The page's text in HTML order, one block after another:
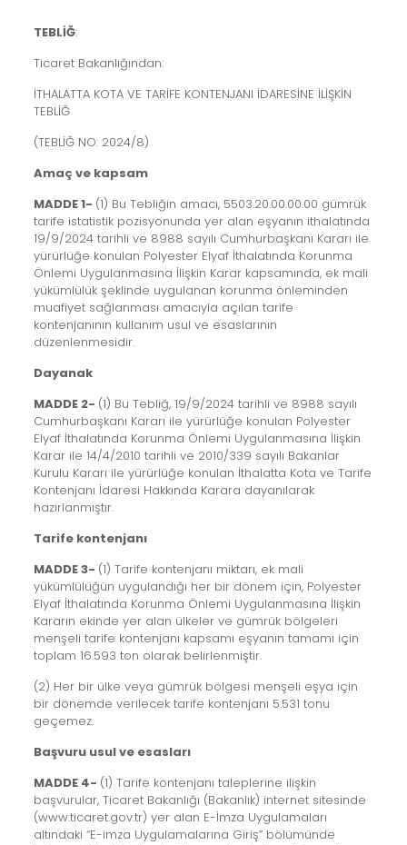
TEBLİĞ:
Ticaret Bakanlığından:
İTHALATTA KOTA VE TARİFE KONTENJANI İDARESİNE İLİŞKİN
TEBLİĞ
(TEBLİĞ NO: 2024/8)
Amaç ve kapsam
MADDE 1- (1) Bu Tebliğin amacı, 5503.20.00.00.00 gümrük
tarife istatistik pozisyonunda yer alan eşyanın ithalatında
19/9/2024 tarihli ve 8988 sayılı Cumhurbaşkanı Kararı ile
yürürlüğe konulan Polyester Elyaf İthalatında Korunma
Önlemi Uygulanmasına İlişkin Karar kapsamında, ek mali
yükümlülük şeklinde uygulanan korunma önleminden
muafiyet sağlanması amacıyla açılan tarife
kontenjanının kullanım usul ve esaslarının
düzenlenmesidir.
Dayanak
MADDE 2- (1) Bu Tebliğ, 19/9/2024 tarihli ve 8988 sayılı
Cumhurbaşkanı Kararı ile yürürlüğe konulan Polyester
Elyaf İthalatında Korunma Önlemi Uygulanmasına İlişkin
Karar ile 14/4/2010 tarihli ve 2010/339 sayılı Bakanlar
Kurulu Kararı ile yürürlüğe konulan İthalatta Kota ve Tarife
Kontenjanı İdaresi Hakkında Karara dayanılarak
hazırlanmıştır.
Tarife kontenjanı
MADDE 3- (1) Tarife kontenjanı miktarı, ek mali
yükümlülüğün uygulandığı her bir dönem için, Polyester
Elyaf İthalatında Korunma Önlemi Uygulanmasına İlişkin
Kararın ekinde yer alan ülkeler ve gümrük bölgeleri
menşeli tarife kontenjanı kapsamı eşyanın tamamı için
toplam 16.593 ton olarak belirlenmiştir.
(2) Her bir ülke veya gümrük bölgesi menşeli eşya için
bir dönemde verilecek tarife kontenjanı 5.531 tonu
geçemez.
Başvuru usul ve esasları
MADDE 4- (1) Tarife kontenjanı taleplerine ilişkin
başvurular, Ticaret Bakanlığı (Bakanlık) internet sitesinde
(www.ticaret.gov.tr) yer alan E-İmza Uygulamaları
altındaki “E-imza Uygulamalarına Giriş” bölümünde